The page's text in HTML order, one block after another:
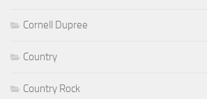
Cornell Dupree
Country
Country Rock